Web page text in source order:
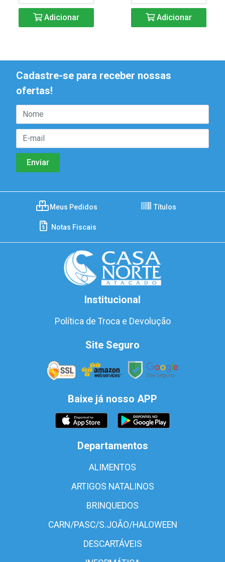
Adicionar Adicionar
Cadastre-se para receber nossas
ofertas!
Meus Pedidos Títulos
Notas Fiscais
Institucional
Política de Troca e Devolução
Site Seguro
Baixe já nosso APP
Departamentos
ALIMENTOS
ARTIGOS NATALINOS
BRINQUEDOS
CARN/PASC/S.JOÃO/HALOWEEN
DESCARTÁVEIS